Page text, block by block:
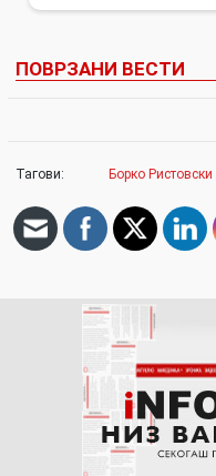
ПОВРЗАНИ ВЕСТИ
Тагови: Борко Ристовски